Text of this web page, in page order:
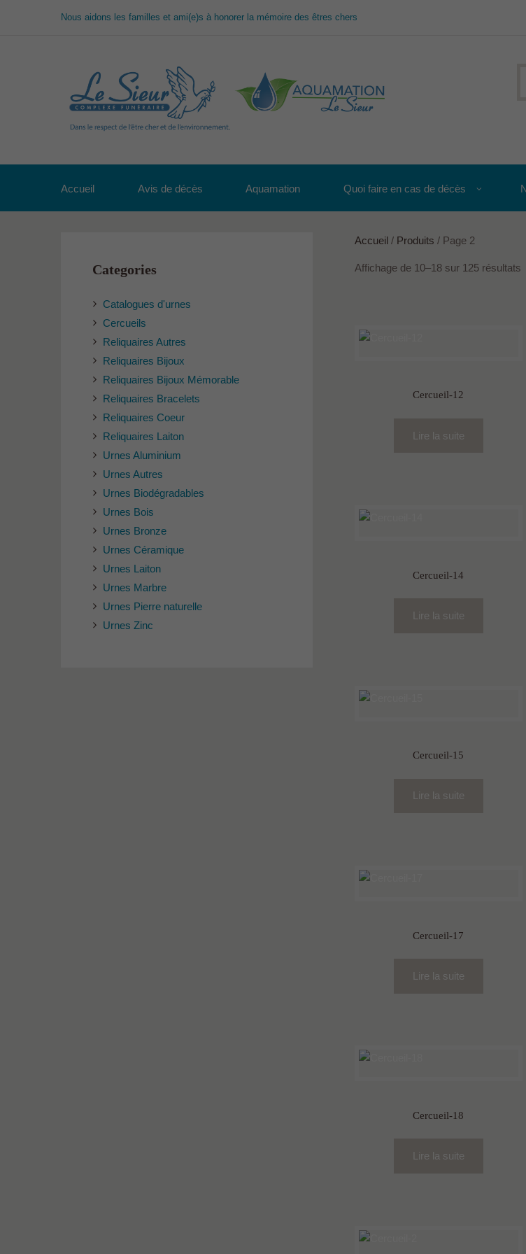
Nous aidons les familles et ami(e)s à honorer la mémoire des êtres chers
Accueil Avis de décès Aquamation Quoi faire en cas de décès
Accueil / Produits / Page 2
Affichage de 10–18 sur 125 résultats
Cercueil-12
Lire la suite
Cercueil-14
Lire la suite
Cercueil-15
Lire la suite
Cercueil-17
Lire la suite
Cercueil-18
Lire la suite
Categories
Catalogues d'urnes
Cercueils
Reliquaires Autres
Reliquaires Bijoux
Reliquaires Bijoux Mémorable
Reliquaires Bracelets
Reliquaires Coeur
Reliquaires Laiton
Urnes Aluminium
Urnes Autres
Urnes Biodégradables
Urnes Bois
Urnes Bronze
Urnes Céramique
Urnes Laiton
Urnes Marbre
Urnes Pierre naturelle
Urnes Zinc